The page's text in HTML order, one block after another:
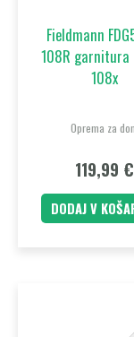
Fieldmann
108R garnitura
108x
Oprema za
119,99 €
DODAJ V